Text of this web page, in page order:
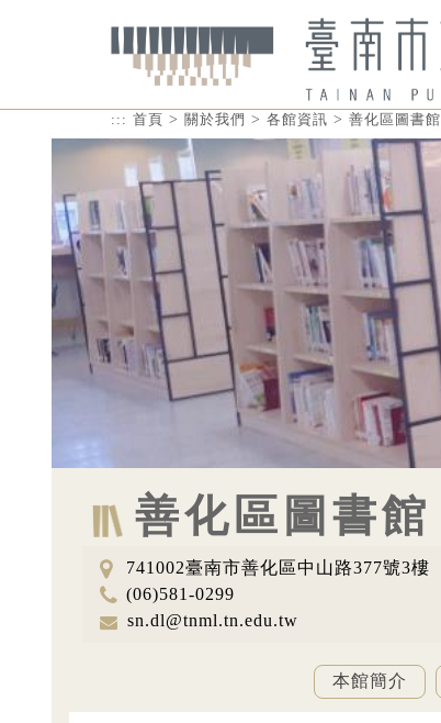
::: 首頁 > 關於我們 > 各館資訊 > 善化區圖書館
善化區圖書館
地
址
741002臺南市善化區中山路377號3樓
電
(06)581-0299
sn.dl@tnml.tn.edu.tw
本館簡介